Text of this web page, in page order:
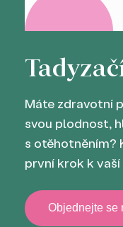
Tady
Máte zdravotní
svou plodnost,
s otěhotněním?
první krok k
Objednejte se